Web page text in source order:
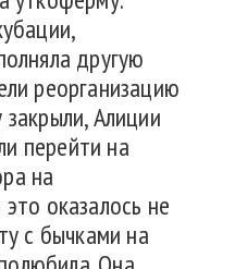
другую
реорганизацию
Алиции
перейти на
на
оказалось не
с бычками на